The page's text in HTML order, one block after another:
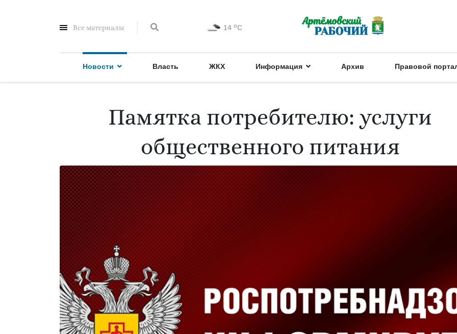
Все материалы 14 oC
Новости Власть ЖКХ Информация Архив Правовой
Памятка потребителю: услуги
общественного питания